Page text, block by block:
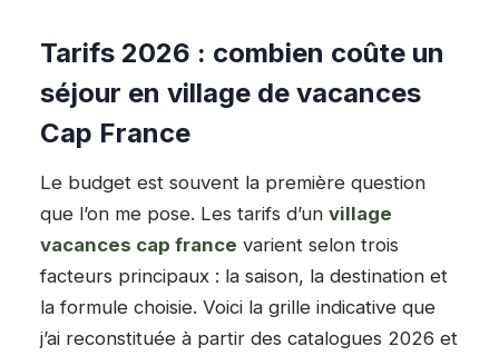
Tarifs 2026 : combien coûte un
séjour en village de vacances
Cap France
Le budget est souvent la première question
que l’on me pose. Les tarifs d’un village
vacances cap france varient selon trois
facteurs principaux : la saison, la destination et
la formule choisie. Voici la grille indicative que
j’ai reconstituée à partir des catalogues 2026 et